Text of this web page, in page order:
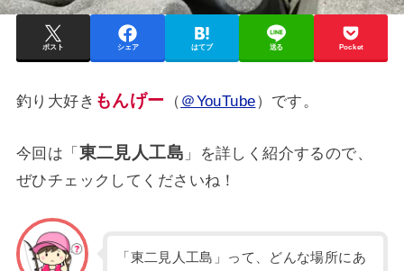
ポスト シェア はてブ 送る Pocket
釣り大好き もんげー （ ＠YouTube）です。
今回は「 東二見人工島 」を詳しく紹介するので、
ぜひチェックしてくださいね！
「東二見人工島」って、どんな場所にあ